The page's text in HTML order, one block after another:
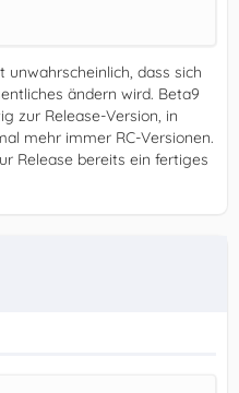
dass sich
ändern wird. Beta9
zur Release-Version, in
mehr immer RC-Versionen.
Release bereits ein fertiges